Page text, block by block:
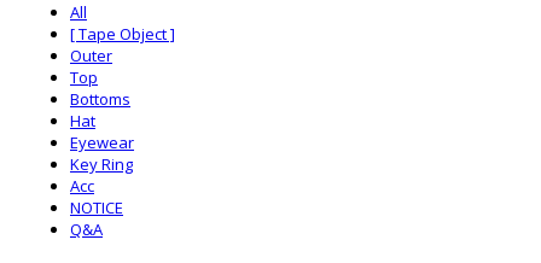
All
[ Tape Object ]
Outer
Top
Bottoms
Hat
Eyewear
Key Ring
Acc
NOTICE
Q&A